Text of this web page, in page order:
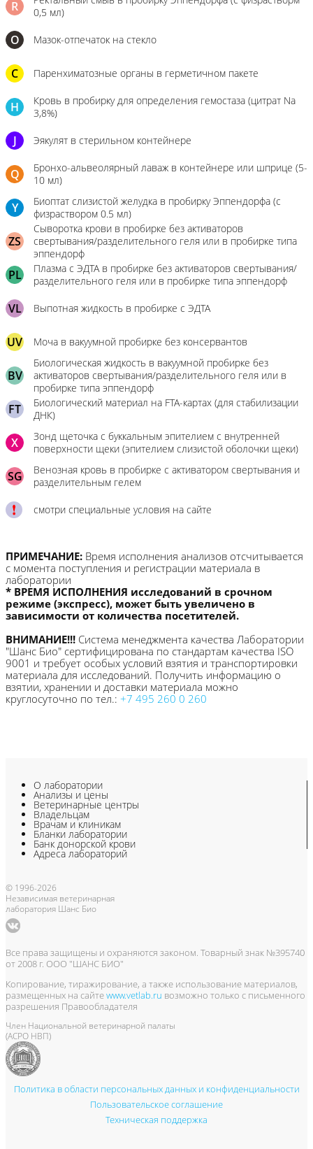
R
0,5 мл)
О Мазок-отпечаток на стекло
C Паренхиматозные органы в герметичном пакете
H
Кровь в пробирку для определения гемостаза (цитрат Na
3,8%)
J Эякулят в стерильном контейнере
Q
Бронхо-альвеолярный лаваж в контейнере или шприце (5-
10 мл)
Y
Биоптат слизистой желудка в пробирку Эппендорфа (с
физраствором 0.5 мл)
ZS
Сыворотка крови в пробирке без активаторов
свертывания/разделительного геля или в пробирке типа
эппендорф
PL
Плазма с ЭДТА в пробирке без активаторов свертывания/
разделительного геля или в пробирке типа эппендорф
VL Выпотная жидкость в пробирке с ЭДТА
UV Моча в вакуумной пробирке без консервантов
BV
Биологическая жидкость в вакуумной пробирке без
активаторов свертывания/разделительного геля или в
пробирке типа эппендорф
FT
Биологический материал на FTA-картах (для стабилизации
ДНК)
X
Зонд щеточка с буккальным эпителием с внутренней
поверхности щеки (эпителием слизистой оболочки щеки)
SG
Венозная кровь в пробирке с активатором свертывания и
разделительным гелем
смотри специальные условия на сайте
ПРИМЕЧАНИЕ: Время исполнения анализов отсчитывается
с момента поступления и регистрации материала в
лаборатории
* ВРЕМЯ ИСПОЛНЕНИЯ исследований в срочном
режиме (экспресс), может быть увеличено в
зависимости от количества посетителей.
ВНИМАНИЕ!!! Система менеджмента качества Лаборатории
"Шанс Био" сертифицирована по стандартам качества ISO
9001 и требует особых условий взятия и транспортировки
материала для исследований. Получить информацию о
взятии, хранении и доставки материала можно
круглосуточно по тел.: +7 495 260 0 260
О лаборатории
Анализы и цены
Ветеринарные центры
Владельцам
Врачам и клиникам
Бланки лаборатории
Банк донорской крови
Адреса лабораторий
© 1996-2026
Независимая ветеринарная
лаборатория Шанс Био
Все права защищены и охраняются законом. Товарный знак №395740
от 2008 г. ООО "ШАНС БИО"
Копирование, тиражирование, а также использование материалов,
размещенных на сайтеwww.vetlab.ru возможно только с письменного
разрешения Правообладателя
Член Национальной ветеринарной палаты
(АСРО НВП)
Политика в области персональных данных и конфиденциальности
Пользовательское соглашение
Техническая поддержка